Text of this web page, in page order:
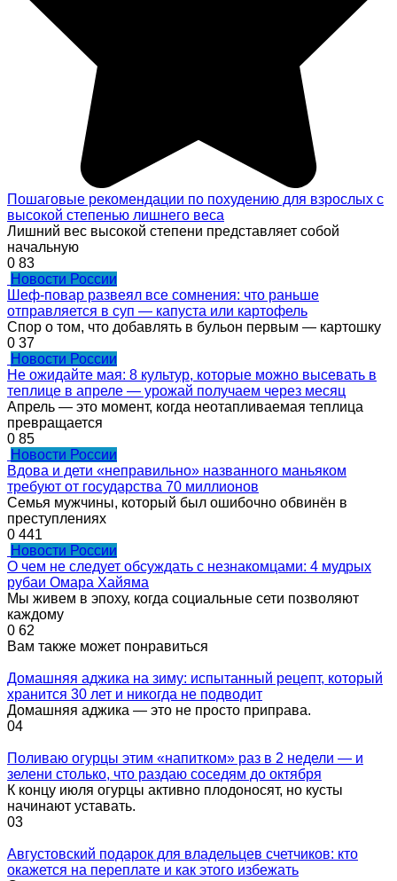
Пошаговые рекомендации по похудению для взрослых с
высокой степенью лишнего веса
Лишний вес высокой степени представляет собой
начальную
0 83
Новости России
Шеф-повар развеял все сомнения: что раньше
отправляется в суп — капуста или картофель
Спор о том, что добавлять в бульон первым — картошку
0 37
Новости России
Не ожидайте мая: 8 культур, которые можно высевать в
теплице в апреле — урожай получаем через месяц
Апрель — это момент, когда неотапливаемая теплица
превращается
0 85
Новости России
Вдова и дети «неправильно» названного маньяком
требуют от государства 70 миллионов
Семья мужчины, который был ошибочно обвинён в
преступлениях
0 441
Новости России
О чем не следует обсуждать с незнакомцами: 4 мудрых
рубаи Омара Хайяма
Мы живем в эпоху, когда социальные сети позволяют
каждому
0 62
Вам также может понравиться
Домашняя аджика на зиму: испытанный рецепт, который
хранится 30 лет и никогда не подводит
Домашняя аджика — это не просто приправа.
04
Поливаю огурцы этим «напитком» раз в 2 недели — и
зелени столько, что раздаю соседям до октября
К концу июля огурцы активно плодоносят, но кусты
начинают уставать.
03
Августовский подарок для владельцев счетчиков: кто
окажется на переплате и как этого избежать